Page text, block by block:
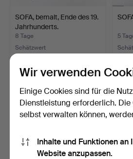
SOFA, bemalt, Ende des 19.
Jahrhunderts.
8 Tage
Schätzwert
5
Wir verwenden
Einige Cookies sind für die
Dienstleistung erforderlich. Die
selbst verwalten können,
Inhalte und Funktionen an
Website anzupassen.